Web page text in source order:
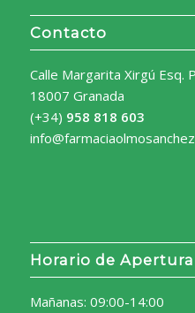
Contacto
Calle Margarita Xirgú Esq.
18007 Granada
(+34) 958 818 603
Horario de Apertura
Mañanas: 09:00-14:00